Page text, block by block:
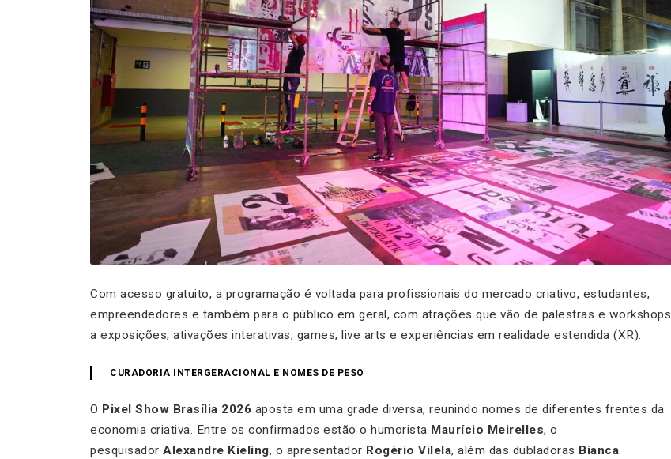
Com acesso gratuito, a programação é voltada para profissionais do mercado criativo, estudantes,
empreendedores e também para o público em geral, com atrações que vão de palestras e workshops
a exposições, ativações interativas, games, live arts e experiências em realidade estendida (XR).
CURADORIA INTERGERACIONAL E NOMES DE PESO
O Pixel Show Brasília 2026 aposta em uma grade diversa, reunindo nomes de diferentes frentes da
economia criativa. Entre os confirmados estão o humorista Maurício Meirelles, o
pesquisador Alexandre Kieling, o apresentador Rogério Vilela, além das dubladoras Bianca